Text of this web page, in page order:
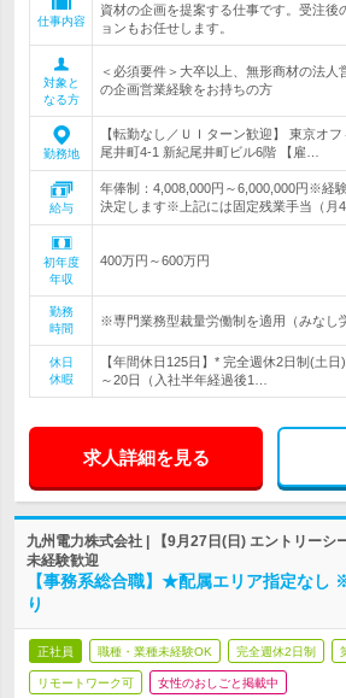
仕事内容
資材の企画を提案する仕事です。受注後
ョンもお任せします。
対象と
なる方
＜必須要件＞大卒以上、無形商材の法人
の企画営業経験をお持ちの方
勤務地
【転勤なし／ＵＩターン歓迎】 東京オ
尾井町4-1 新紀尾井町ビル6階 【雇…
給与
年俸制：4,008,000円～6,000,000円※経
決定します※上記には固定残業手当（月
初年度
年収
400万円～600万円
勤務
時間
※専門業務型裁量労働制を適用（みなし
休日
休暇
【年間休日125日】* 完全週休2日制(土
～20日（入社半年経過後1…
求人詳細を見る
九州電力株式会社 | 【9月27日(日) エントリーシ
未経験歓迎
【事務系総合職】★配属エリア指定なし
り
正社員 職種・業種未経験OK 完全週休2日制
リモートワーク可 女性のおしごと掲載中